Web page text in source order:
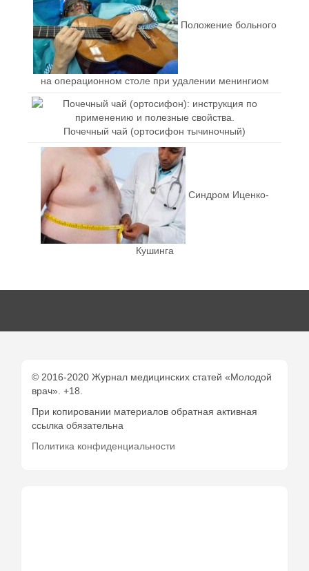
Положение больного
на операционном столе при удалении менингиом
Почечный чай (ортосифон тычиночный)
Синдром Иценко-
Кушинга
© 2016-2020 Журнал медицинских статей «Молодой
врач». +18.
При копировании материалов обратная активная
ссылка обязательна
Политика конфиденциальности